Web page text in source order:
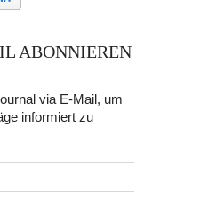
ABONNIEREN
via E-Mail, um
informiert zu